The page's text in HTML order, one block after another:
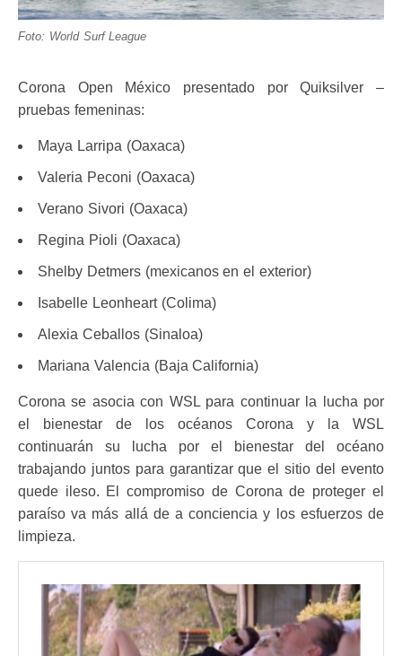
Foto: World Surf League
Corona Open México presentado por Quiksilver –
pruebas femeninas:
Maya Larripa (Oaxaca)
Valeria Peconi (Oaxaca)
Verano Sivori (Oaxaca)
Regina Pioli (Oaxaca)
Shelby Detmers (mexicanos en el exterior)
Isabelle Leonheart (Colima)
Alexia Ceballos (Sinaloa)
Mariana Valencia (Baja California)
Corona se asocia con WSL para continuar la lucha por
el bienestar de los océanos Corona y la WSL
continuarán su lucha por el bienestar del océano
trabajando juntos para garantizar que el sitio del evento
quede ileso. El compromiso de Corona de proteger el
paraíso va más allá de a conciencia y los esfuerzos de
limpieza.